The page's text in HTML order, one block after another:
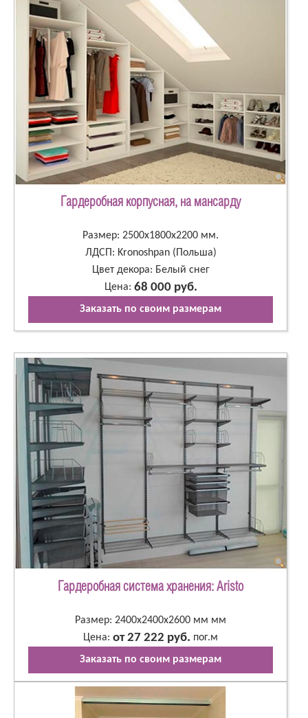
Гардеробная корпусная, на мансарду
Размер: 2500х1800х2200 мм.
ЛДСП: Kronoshpan (Польша)
Цвет декора: Белый снег
Цена: 68 000 руб.
Заказать по своим размерам
Гардеробная система хранения: Aristo
Размер: 2400х2400х2600 мм мм
Цена: от 27 222 руб. пог.м
Заказать по своим размерам